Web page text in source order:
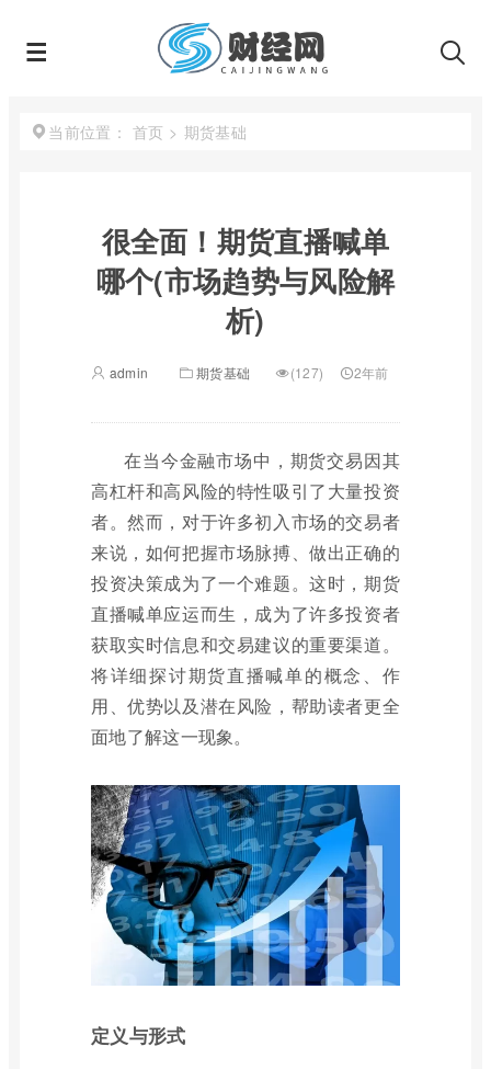
当前位置： 首页 > 期货基础
很全面！期货直播喊单
哪个(市场趋势与风险解
析)
admin 期货基础 (127) 2年前
在当今金融市场中，期货交易因其
高杠杆和高风险的特性吸引了大量投资
者。然而，对于许多初入市场的交易者
来说，如何把握市场脉搏、做出正确的
投资决策成为了一个难题。这时，期货
直播喊单应运而生，成为了许多投资者
获取实时信息和交易建议的重要渠道。
将详细探讨期货直播喊单的概念、作
用、优势以及潜在风险，帮助读者更全
面地了解这一现象。
定义与形式